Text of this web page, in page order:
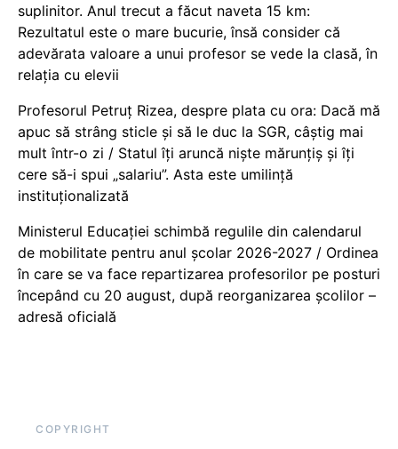
suplinitor. Anul trecut a făcut naveta 15 km:
Rezultatul este o mare bucurie, însă consider că
adevărata valoare a unui profesor se vede la clasă, în
relația cu elevii
Profesorul Petruț Rizea, despre plata cu ora: Dacă mă
apuc să strâng sticle și să le duc la SGR, câștig mai
mult într-o zi / Statul îți aruncă niște mărunțiș și îți
cere să-i spui „salariu”. Asta este umilință
instituționalizată
Ministerul Educației schimbă regulile din calendarul
de mobilitate pentru anul școlar 2026-2027 / Ordinea
în care se va face repartizarea profesorilor pe posturi
începând cu 20 august, după reorganizarea școlilor –
adresă oficială
COPYRIGHT